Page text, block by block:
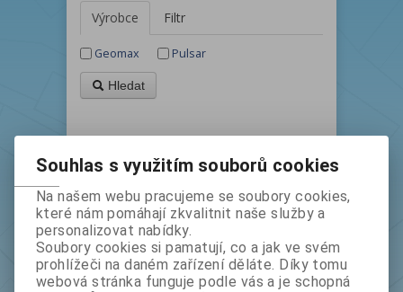
Výrobce Filtr
Geomax Pulsar
Hledat
Řadit podle: (
Souhlas s využitím souborů cookies
Na našem webu pracujeme se soubory cookies,
které nám pomáhají zkvalitnit naše služby a
personalizovat nabídky.
Soubory cookies si pamatují, co a jak ve svém
prohlížeči na daném zařízení děláte. Díky tomu
webová stránka funguje podle vás a je schopná